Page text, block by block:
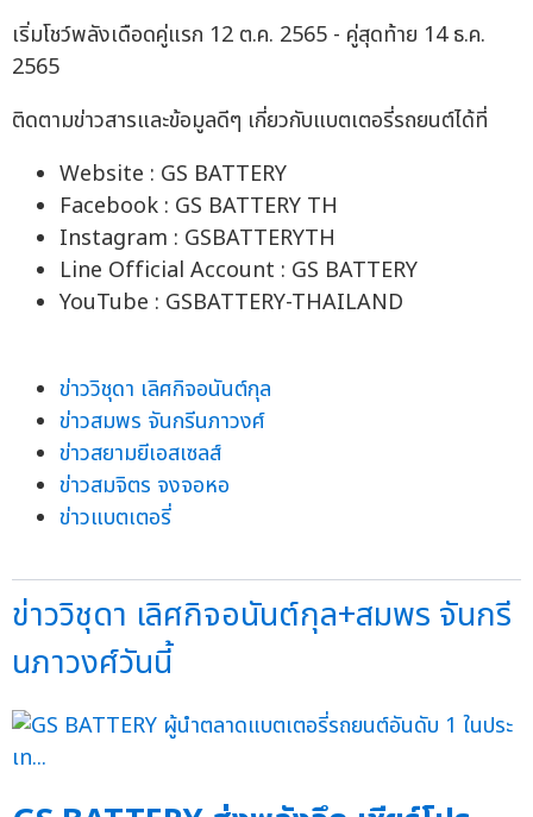
เริ่มโชว์พลังเดือดคู่แรก 12 ต.ค. 2565 - คู่สุดท้าย 14 ธ.ค.
2565
ติดตามข่าวสารและข้อมูลดีๆ เกี่ยวกับแบตเตอรี่รถยนต์ได้ที่
Website : GS BATTERY
Facebook : GS BATTERY TH
Instagram : GSBATTERYTH
Line Official Account : GS BATTERY
YouTube : GSBATTERY-THAILAND
ข่าววิชุดา เลิศกิจอนันต์กุล
ข่าวสมพร จันกรีนภาวงศ์
ข่าวสยามยีเอสเซลส์
ข่าวสมจิตร จงจอหอ
ข่าวแบตเตอรี่
ข่าววิชุดา เลิศกิจอนันต์กุล+สมพร จันกรี
นภาวงศ์วันนี้